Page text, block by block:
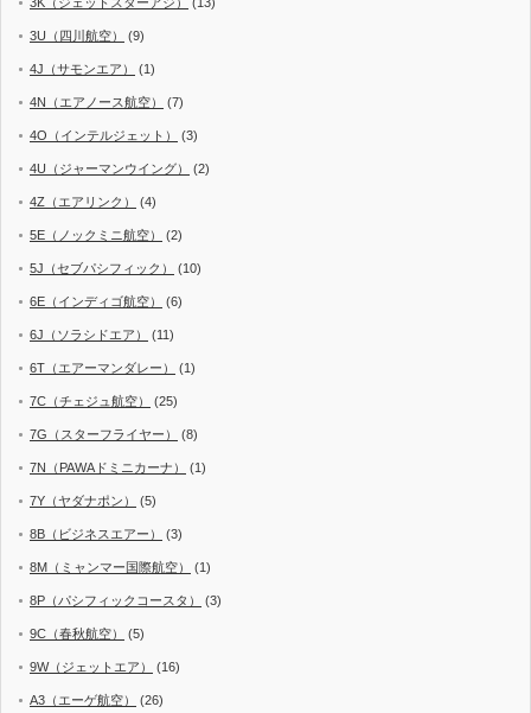
3U（四川航空） (9)
4J（サモンエア） (1)
4N（エアノース航空） (7)
4O（インテルジェット） (3)
4U（ジャーマンウイング） (2)
4Z（エアリンク） (4)
5E（ノックミニ航空） (2)
5J（セブパシフィック） (10)
6E（インディゴ航空） (6)
6J（ソラシドエア） (11)
6T（エアーマンダレー） (1)
7C（チェジュ航空） (25)
7G（スターフライヤー） (8)
7N（PAWAドミニカーナ） (1)
7Y（ヤダナポン） (5)
8B（ビジネスエアー） (3)
8M（ミャンマー国際航空） (1)
8P（パシフィックコースタ） (3)
9C（春秋航空） (5)
9W（ジェットエア） (16)
A3（エーゲ航空） (26)